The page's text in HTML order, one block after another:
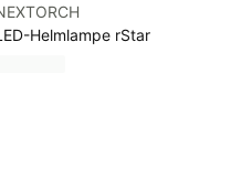
Helmlampe rStar